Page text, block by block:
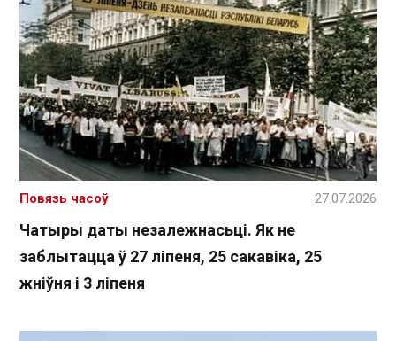
Чатыры даты незалежнасьці. Як не
заблытацца ў 27 ліпеня, 25 сакавіка, 25
жніўня і 3 ліпеня
Повязь часоў 27.07.2026